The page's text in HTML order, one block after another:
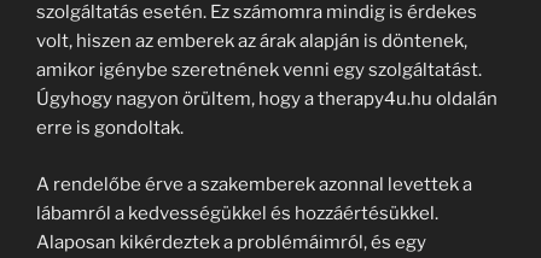
szolgáltatás esetén. Ez számomra mindig is érdekes
volt, hiszen az emberek az árak alapján is döntenek,
amikor igénybe szeretnének venni egy szolgáltatást.
Úgyhogy nagyon örültem, hogy a therapy4u.hu oldalán
erre is gondoltak.
A rendelőbe érve a szakemberek azonnal levettek a
lábamról a kedvességükkel és hozzáértésükkel.
Alaposan kikérdeztek a problémáimról, és egy